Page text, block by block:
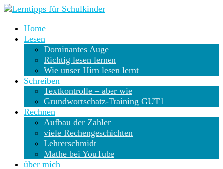
Home
Lesen
Dominantes Auge
Richtig lesen lernen
Wie unser Hirn lesen lernt
Schreiben
Textkontrolle – aber wie
Grundwortschatz-Training GUT1
Rechnen
Aufbau der Zahlen
viele Rechengeschichten
Lehrerschmidt
Mathe bei YouTube
über mich